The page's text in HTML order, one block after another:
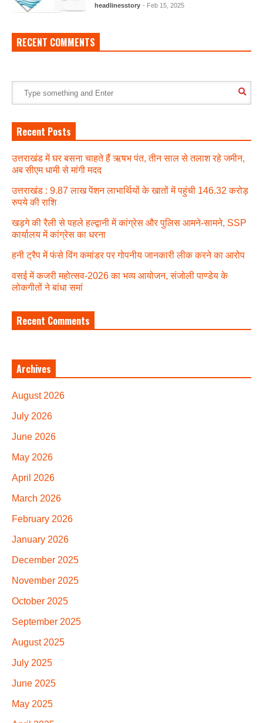
headlinesstory - Feb 15, 2025
RECENT COMMENTS
Recent Posts
उत्तराखंड में घर बसना चाहते हैं ऋषभ पंत, तीन साल से तलाश रहे जमीन,
अब सीएम धामी से मांगी मदद
उत्तराखंड : 9.87 लाख पेंशन लाभार्थियों के खातों में पहुंची 146.32 करोड़
रुपये की राशि
खड़गे की रैली से पहले हल्द्वानी में कांग्रेस और पुलिस आमने-सामने, SSP
कार्यालय में कांग्रेस का धरना
हनी ट्रैप में फंसे विंग कमांडर पर गोपनीय जानकारी लीक करने का आरोप
वसई में कजरी महोत्सव-2026 का भव्य आयोजन, संजोली पाण्डेय के
लोकगीतों ने बांधा समां
Recent Comments
Archives
August 2026
July 2026
June 2026
May 2026
April 2026
March 2026
February 2026
January 2026
December 2025
November 2025
October 2025
September 2025
August 2025
July 2025
June 2025
May 2025